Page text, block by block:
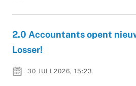
2.0 Accountants opent
Losser!
30 JULI 2026, 15:23